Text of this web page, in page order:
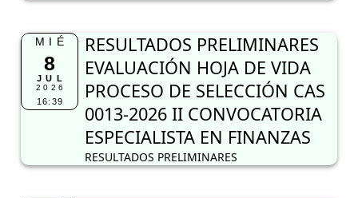
MIÉ
8
JUL
2026
16:39
RESULTADOS PRELIMINARES
EVALUACIÓN HOJA DE VIDA
PROCESO DE SELECCIÓN CAS
0013-2026 II CONVOCATORIA
ESPECIALISTA EN FINANZAS
RESULTADOS PRELIMINARES